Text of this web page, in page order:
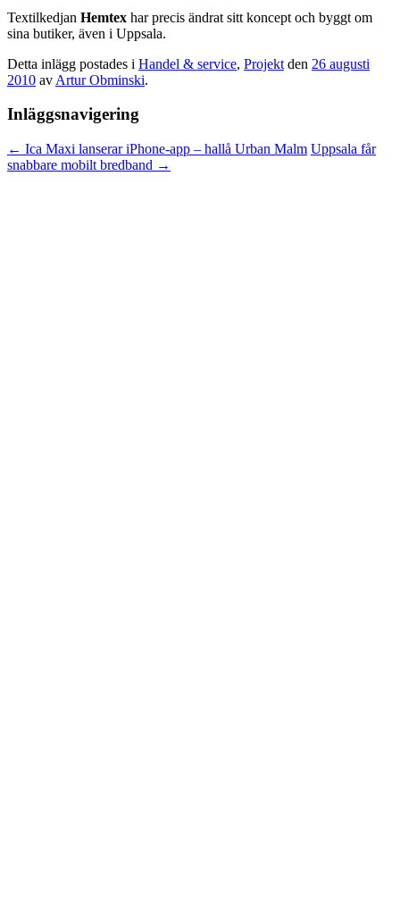
Textilkedjan Hemtex har precis ändrat sitt koncept och byggt om
sina butiker, även i Uppsala.
Detta inlägg postades i Handel & service, Projekt den 26 augusti
2010 av Artur Obminski.
Inläggsnavigering
← Ica Maxi lanserar iPhone-app – hallå Urban Malm Uppsala får
snabbare mobilt bredband →